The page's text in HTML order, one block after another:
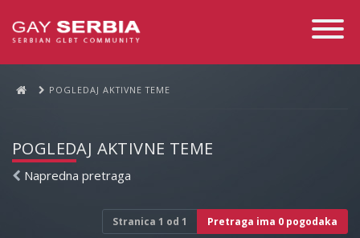
Toggle
POGLEDAJ AKTIVNE TEME
POGLEDAJ AKTIVNE TEME
Napredna pretraga
Stranica 1 od 1 Pretraga ima 0 pogodaka